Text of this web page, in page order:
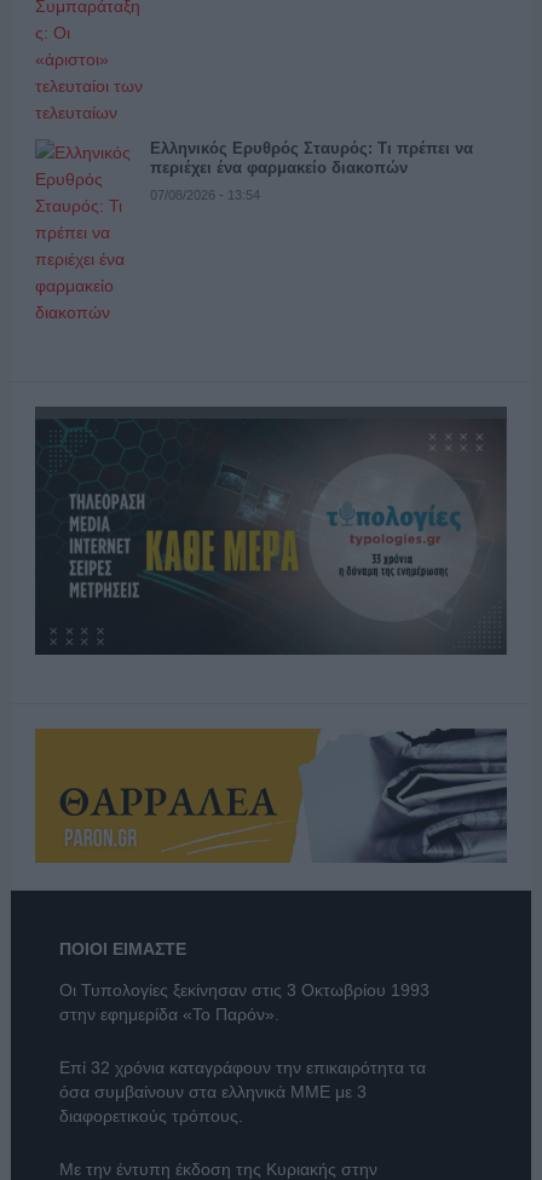
Ελληνικός Ερυθρός Σταυρός: Τι πρέπει να
περιέχει ένα φαρμακείο διακοπών
07/08/2026 - 13:54
ΠΟΙΟΙ ΕΙΜΑΣΤΕ
Οι Τυπολογίες ξεκίνησαν στις 3 Οκτωβρίου 1993
στην εφημερίδα «Το Παρόν».
Επί 32 χρόνια καταγράφουν την επικαιρότητα τα
όσα συμβαίνουν στα ελληνικά ΜΜΕ με 3
διαφορετικούς τρόπους.
Με την έντυπη έκδοση της Κυριακής στην